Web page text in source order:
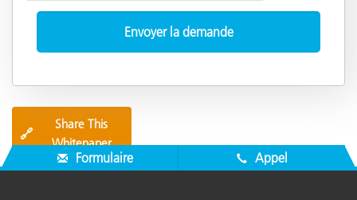
🔗
Share This
Whitepaper
Formulaire Appel